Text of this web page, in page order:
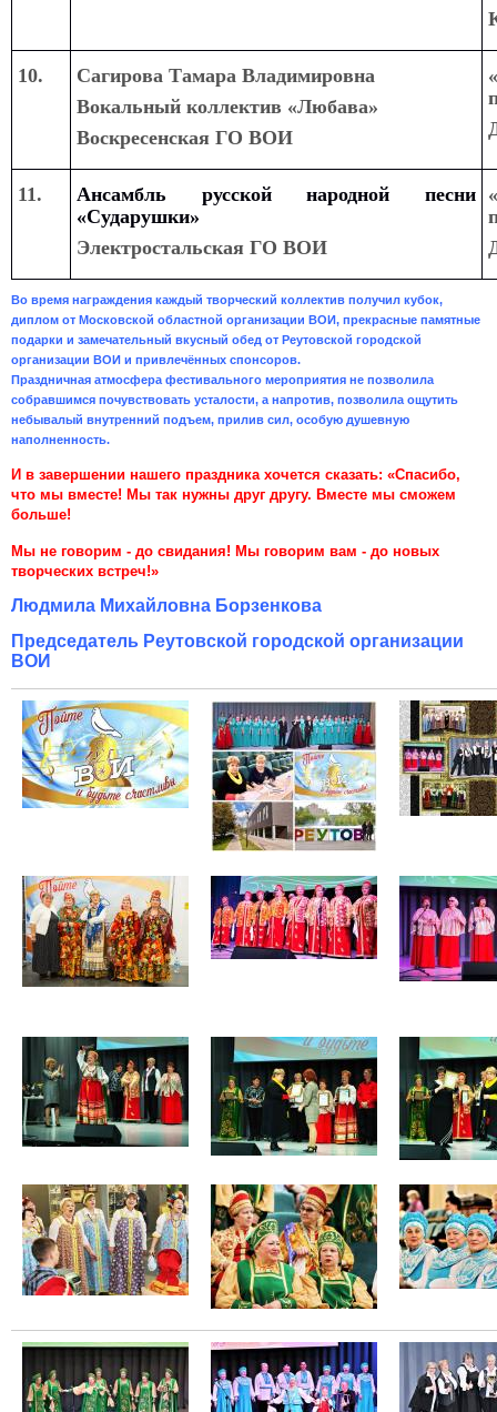
10.
Сагирова Тамара Владимировна
Вокальный коллектив «Любава»
Воскресенская ГО ВОИ
11. Ансамбль русской
народной песни
«Сударушки»
Электростальская ГО ВОИ
Во время награждения каждый творческий коллектив получил кубок,
диплом от Московской областной организации ВОИ, прекрасные памятные
подарки и замечательный вкусный обед от Реутовской городской
организации ВОИ и привлечённых спонсоров.
Праздничная атмосфера фестивального мероприятия не позволила
собравшимся почувствовать усталости, а напротив, позволила ощутить
небывалый внутренний подъем, прилив сил, особую душевную
наполненность.
И в завершении нашего праздника хочется сказать: «Спасибо,
что мы вместе! Мы так нужны друг другу. Вместе мы сможем
больше!
Мы не говорим - до свидания! Мы говорим вам - до новых
творческих встреч!»
Людмила Михайловна Борзенкова
Председатель Реутовской городской организации
ВОИ